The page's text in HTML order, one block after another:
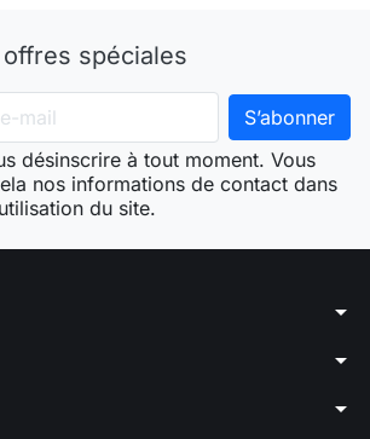
spéciales
désinscrire à tout moment. Vous
nos informations de contact dans
du site.
arrow_drop_down
arrow_drop_down
arrow_drop_down